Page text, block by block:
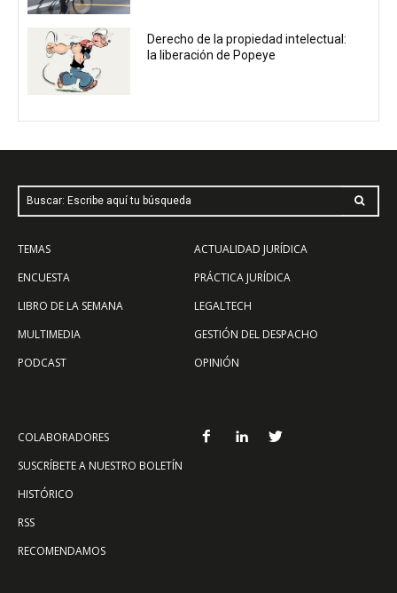
Derecho de la propiedad intelectual:
la liberación de Popeye
Buscar: Escribe aquí tu búsqueda
TEMAS
ENCUESTA
LIBRO DE LA SEMANA
MULTIMEDIA
PODCAST
ACTUALIDAD JURÍDICA
PRÁCTICA JURÍDICA
LEGALTECH
GESTIÓN DEL DESPACHO
OPINIÓN
COLABORADORES
SUSCRÍBETE A NUESTRO BOLETÍN
HISTÓRICO
RSS
RECOMENDAMOS